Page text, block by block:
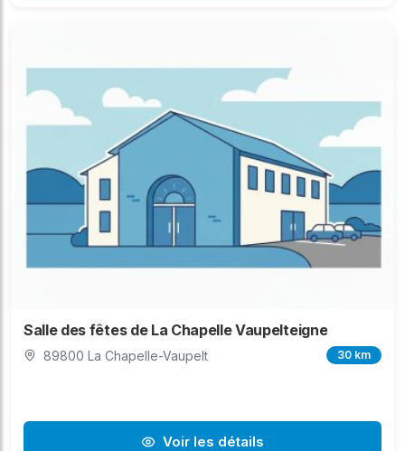
Salle des fêtes de La Chapelle Vaupelteigne
89800 La Chapelle-Vaupelt 30 km
Voir les détails